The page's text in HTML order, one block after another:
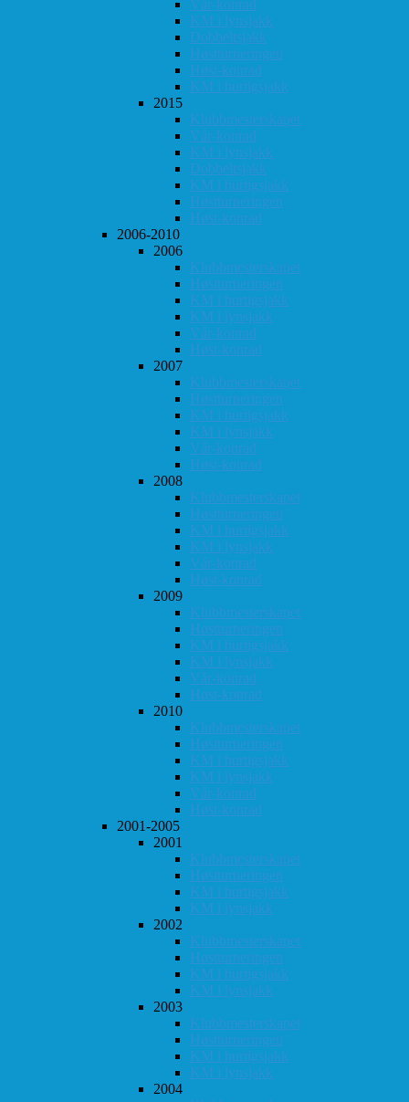
Vår-konrad
KM i lynsjakk
Dobbeltsjakk
Høstturneringen
Høst-konrad
KM i hurtigsjakk
2015
Klubbmesterskapet
Vår-konrad
KM i lynsjakk
Dobbeltsjakk
KM i hurtigsjakk
Høstturneringen
Høst-konrad
2006-2010
2006
Klubbmesterskapet
Høstturneringen
KM i hurtigsjakk
KM i lynsjakk
Vår-konrad
Høst-konrad
2007
Klubbmesterskapet
Høstturneringen
KM i hurtigsjakk
KM i lynsjakk
Vår-konrad
Høst-konrad
2008
Klubbmesterskapet
Høstturneringen
KM i hurtigsjakk
KM i lynsjakk
Vår-konrad
Høst-konrad
2009
Klubbmesterskapet
Høstturneringen
KM i hurtigsjakk
KM i lynsjakk
Vår-konrad
Høst-konrad
2010
Klubbmesterskapet
Høstturneringen
KM i hurtigsjakk
KM i lynsjakk
Vår-konrad
Høst-konrad
2001-2005
2001
Klubbmesterskapet
Høstturneringen
KM i hurtigsjakk
KM i lynsjakk
2002
Klubbmesterskapet
Høstturneringen
KM i hurtigsjakk
KM i lynsjakk
2003
Klubbmesterskapet
Høstturneringen
KM i hurtigsjakk
KM i lynsjakk
2004